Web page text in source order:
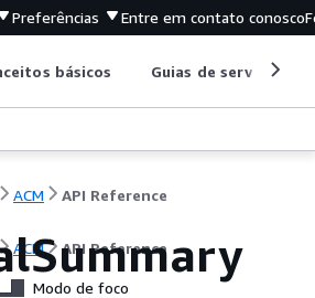
Preferências Entre em contato conosco
básicos Guias de serviço
ACM API Reference
ACM API Reference
Modo de foco